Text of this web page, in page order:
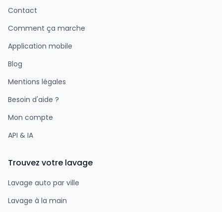
Contact
Comment ça marche
Application mobile
Blog
Mentions légales
Besoin d'aide ?
Mon compte
API & IA
Trouvez votre lavage
Lavage auto par ville
Lavage à la main